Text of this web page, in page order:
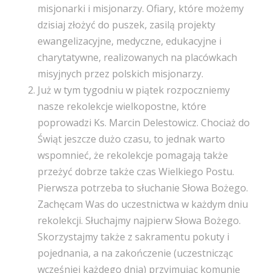
misjonarki i misjonarzy. Ofiary, które możemy
dzisiaj złożyć do puszek, zasilą projekty
ewangelizacyjne, medyczne, edukacyjne i
charytatywne, realizowanych na placówkach
misyjnych przez polskich misjonarzy.
Już w tym tygodniu w piątek rozpoczniemy
nasze rekolekcje wielkopostne, które
poprowadzi Ks. Marcin Delestowicz. Chociaż do
Świąt jeszcze dużo czasu, to jednak warto
wspomnieć, że rekolekcje pomagają także
przeżyć dobrze także czas Wielkiego Postu.
Pierwsza potrzeba to słuchanie Słowa Bożego.
Zachęcam Was do uczestnictwa w każdym dniu
rekolekcji. Słuchajmy najpierw Słowa Bożego.
Skorzystajmy także z sakramentu pokuty i
pojednania, a na zakończenie (uczestnicząc
wcześniej każdego dnia) przyjmując komunię